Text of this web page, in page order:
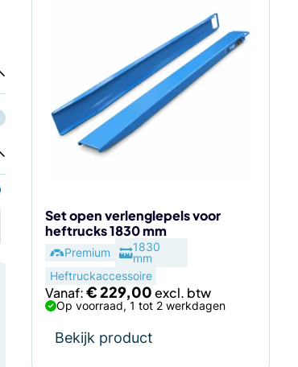
Set open verlenglepels voor
heftrucks 1830 mm
Premium
1830
mm
Heftruckaccessoire
Vanaf:€229,00
Op voorraad, 1 tot 2 werkdagen
Bekijk product
variaties.
Deze
optie
kan
gekozen
de
productpagina